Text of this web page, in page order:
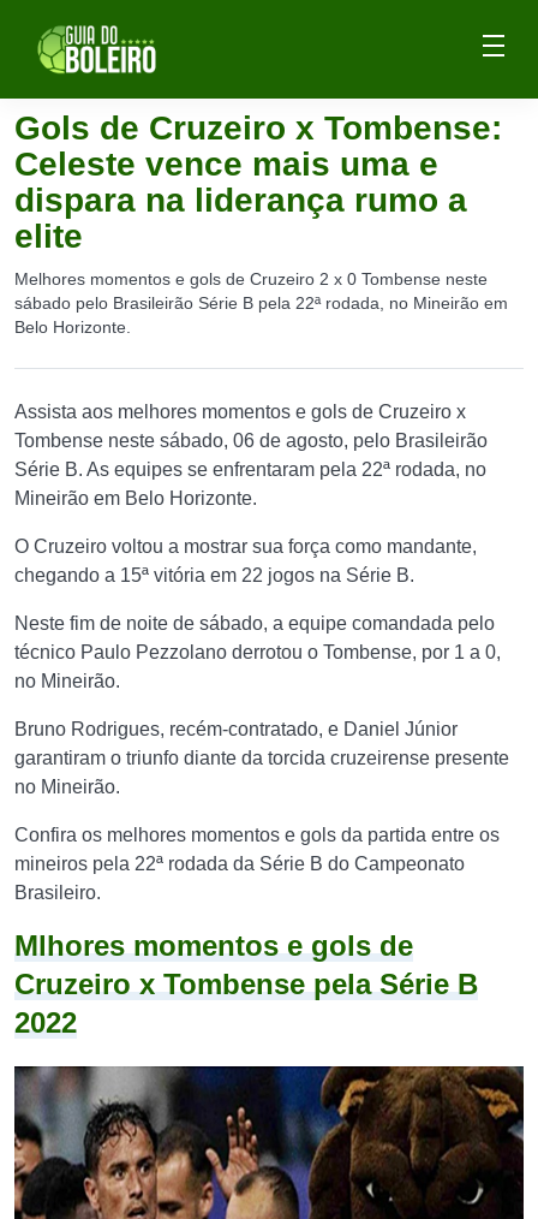
Gols de Cruzeiro x Tombense:
Celeste vence mais uma e
dispara na liderança rumo a
elite
Melhores momentos e gols de Cruzeiro 2 x 0 Tombense neste
sábado pelo Brasileirão Série B pela 22ª rodada, no Mineirão em
Belo Horizonte.
Assista aos melhores momentos e gols de Cruzeiro x
Tombense neste sábado, 06 de agosto, pelo Brasileirão
Série B. As equipes se enfrentaram pela 22ª rodada, no
Mineirão em Belo Horizonte.
O Cruzeiro voltou a mostrar sua força como mandante,
chegando a 15ª vitória em 22 jogos na Série B.
Neste fim de noite de sábado, a equipe comandada pelo
técnico Paulo Pezzolano derrotou o Tombense, por 1 a 0,
no Mineirão.
Bruno Rodrigues, recém-contratado, e Daniel Júnior
garantiram o triunfo diante da torcida cruzeirense presente
no Mineirão.
Confira os melhores momentos e gols da partida entre os
mineiros pela 22ª rodada da Série B do Campeonato
Brasileiro.
Mlhores momentos e gols de
Cruzeiro x Tombense pela Série B
2022